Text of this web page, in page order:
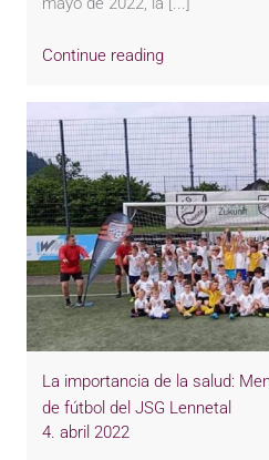
Continue reading
La importancia de la salud:
de fútbol del JSG Lennetal
4. abril 2022